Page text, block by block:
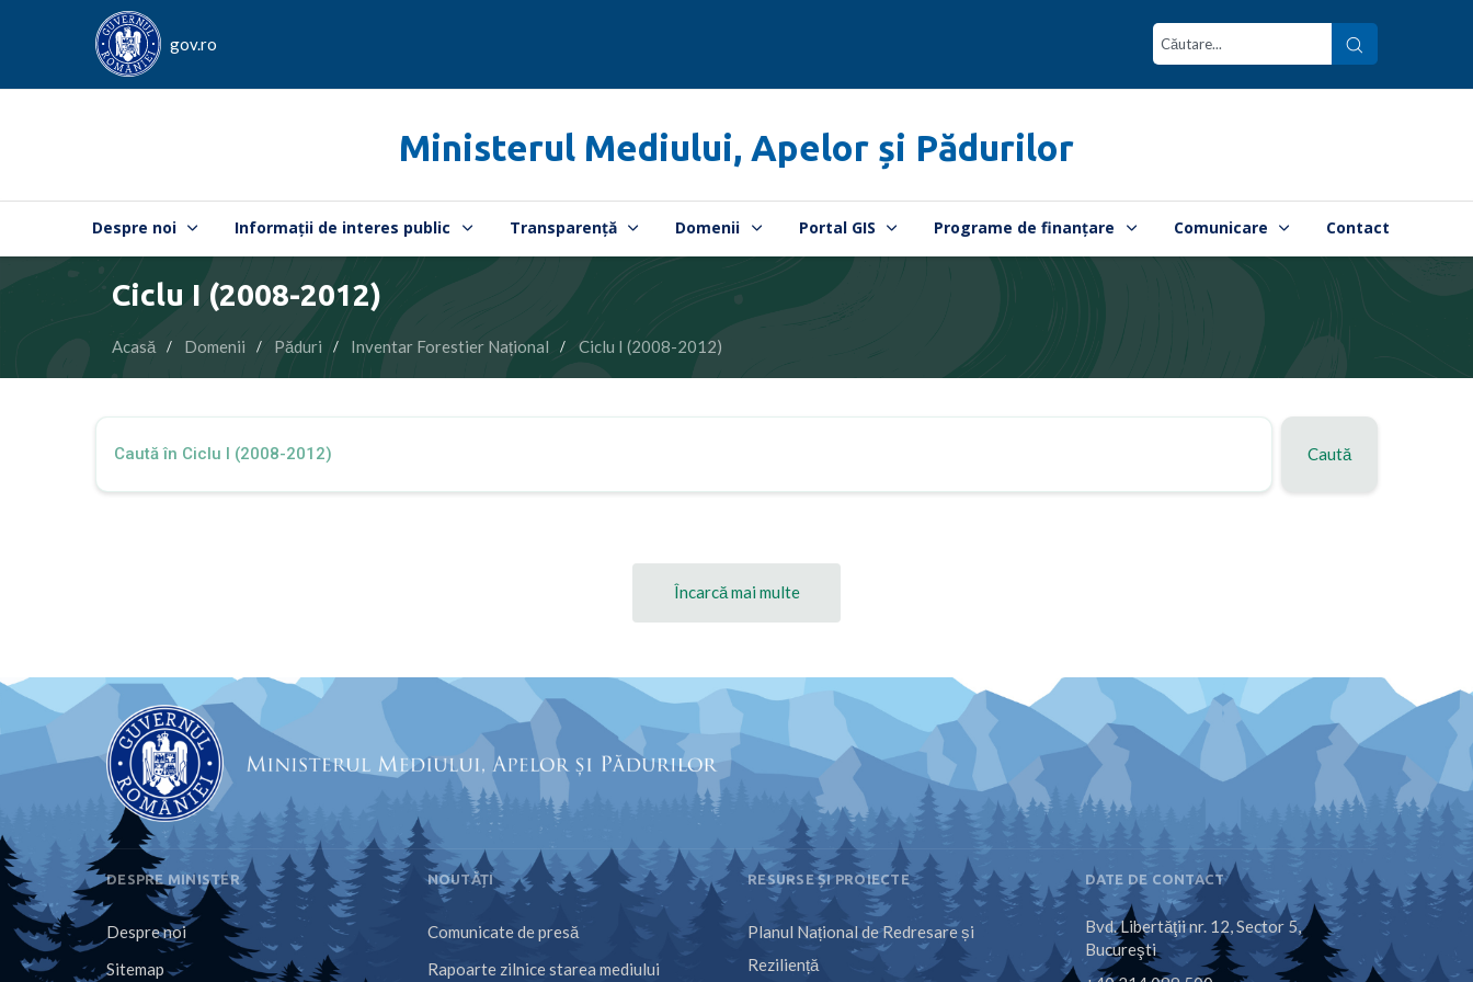
gov.ro
Ministerul Mediului, Apelor și Pădurilor
Despre noi Informații de interes public Transparență Domenii Portal GIS Programe de finanțare Comunicare Contact
Ciclu I (2008-2012)
Acasă Domenii Păduri Inventar Forestier Național Ciclu I (2008-2012)
Caută
Încarcă mai multe
DESPRE MINISTER
Despre noi
Sitemap
NOUTĂȚI
Comunicate de presă
Rapoarte zilnice starea mediului
RESURSE ȘI PROIECTE
Planul Național de Redresare și
Reziliență
DATE DE CONTACT
Bvd. Libertăţii nr. 12, Sector 5,
Bucureşti